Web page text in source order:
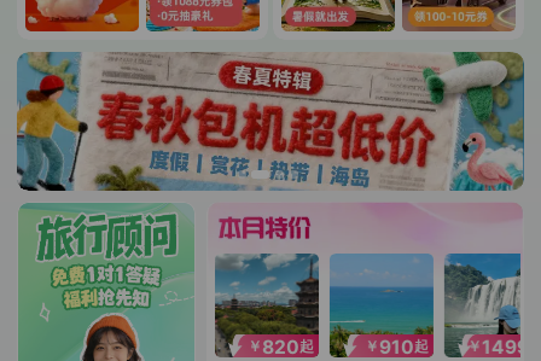
￥ 820起 ￥910起 ￥1499
起 ￥1599